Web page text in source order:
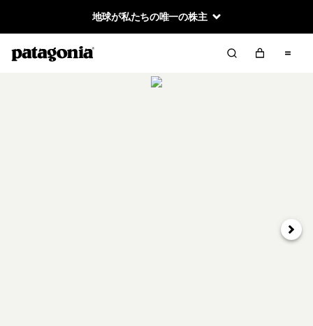
地球が私たちの唯一の株主
次へ